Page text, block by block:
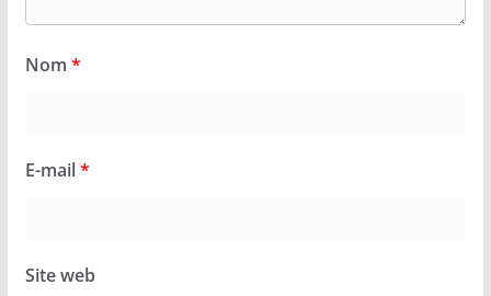
Nom *
E-mail*
Site web